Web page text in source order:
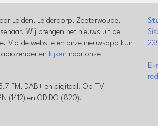
Leiden, Leiderdorp, Zoeterwoude,
Wij brengen het nieuws uit de
Via de website en onze nieuwsapp kun
en kijken naar onze
FM, DAB+ en digitaal. Op TV
(1412) en ODIDO (820).
E-